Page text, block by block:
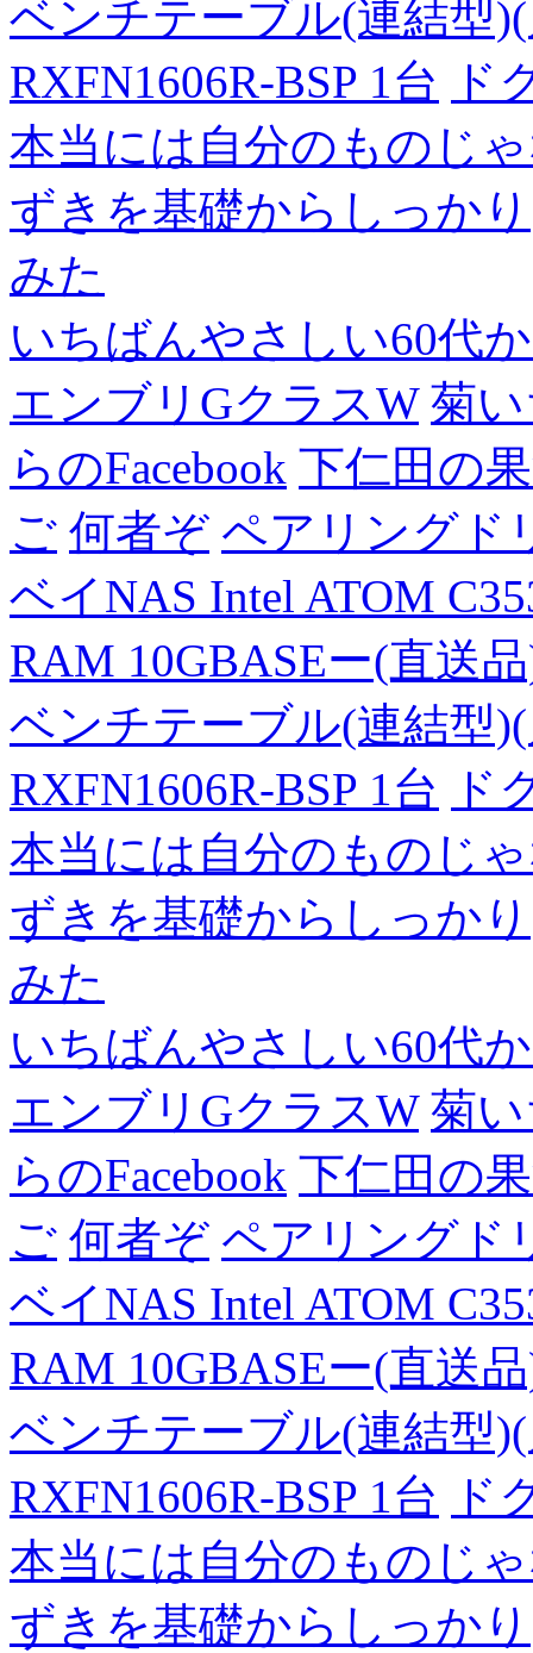
ベンチテーブル(連結型
RXFN1606R-BSP 1台
ド
本当には自分のものじ
ずきを基礎からしっかり
みた
いちばんやさしい60代
エンブリGクラスW 菊
らのFacebook 下仁田の
ご 何者ぞ ペアリングド
ベイNAS Intel ATOM
RAM 10GBASEー(直送
ベンチテーブル(連結型
RXFN1606R-BSP 1台
ド
本当には自分のものじ
ずきを基礎からしっかり
みた
いちばんやさしい60代
エンブリGクラスW 菊
らのFacebook 下仁田の
ご 何者ぞ ペアリングド
ベイNAS Intel ATOM
RAM 10GBASEー(直送
ベンチテーブル(連結型
RXFN1606R-BSP 1台
ド
本当には自分のものじ
ずきを基礎からしっかり